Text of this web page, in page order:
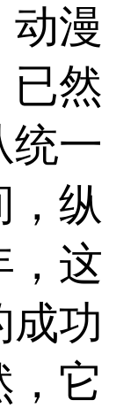
动漫
已然
统一
，纵
，这
成功
，它